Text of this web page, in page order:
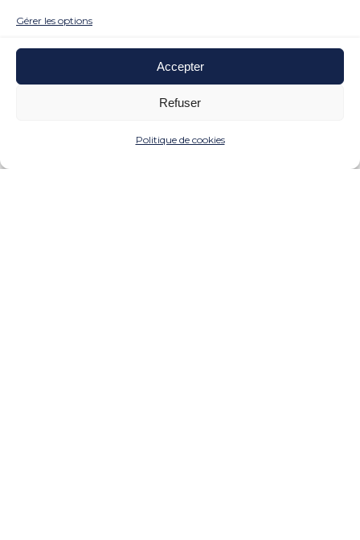
Gérer les options
Accepter
Refuser
Politique de cookies